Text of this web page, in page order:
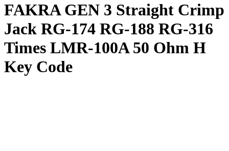
FAKRA GEN 3 Straight Crimp
Jack RG-174 RG-188 RG-316
Times LMR-100A 50 Ohm H
Key Code